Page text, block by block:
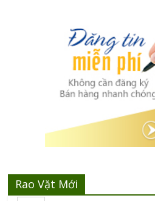
Rao Vặt Mới